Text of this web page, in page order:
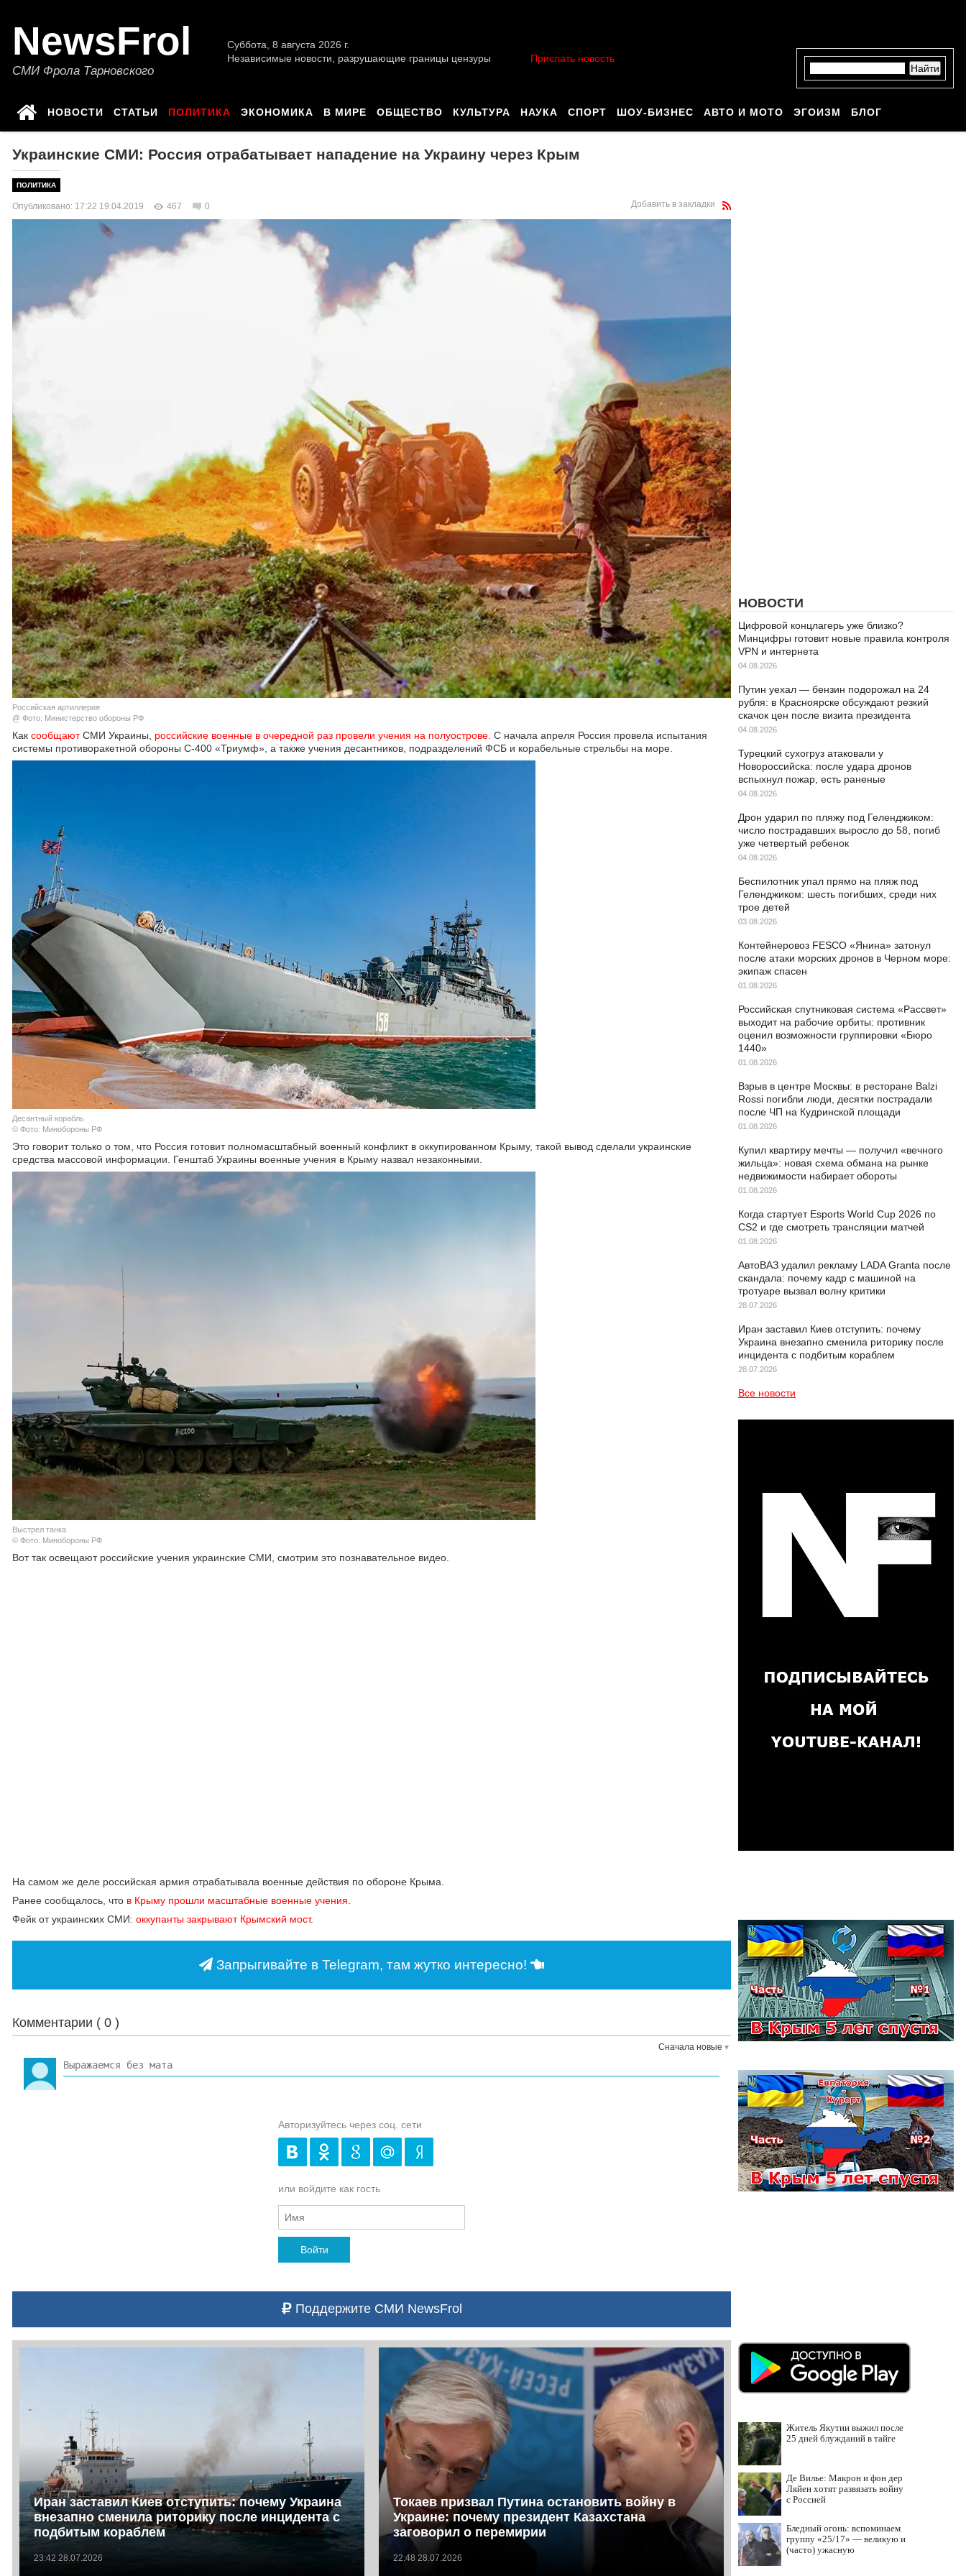
NewsFrol
СМИ Фрола Тарновского
Суббота, 8 августа 2026 г.
Независимые новости, разрушающие границы цензуры
Прислать новость
НОВОСТИ СТАТЬИ ПОЛИТИКА ЭКОНОМИКА В МИРЕ ОБЩЕСТВО КУЛЬТУРА НАУКА СПОРТ ШОУ-БИЗНЕС АВТО И МОТО ЭГОИЗМ БЛОГ
Украинские СМИ: Россия отрабатывает нападение на Украину через Крым
ПОЛИТИКА
Опубликовано: 17:22 19.04.2019 467 0 Добавить в закладки
Российская артиллерия
@ Фото: Министерство обороны РФ
Как сообщаютСМИ Украины, российские военные в очередной раз провели учения на полуострове. С начала апреля Россия провела испытания
системы противоракетной обороны С-400 «Триумф», а также учения десантников, подразделений ФСБ и корабельные стрельбы на море.
Десантный корабль
© Фото: Минобороны РФ
Это говорит только о том, что Россия готовит полномасштабный военный конфликт в оккупированном Крыму, такой вывод сделали украинские
средства массовой информации. Генштаб Украины военные учения в Крыму назвал незаконными.
Выстрел танка
© Фото: Минобороны РФ
Вот так освещают российские учения украинские СМИ, смотрим это познавательное видео.
На самом же деле российская армия отрабатывала военные действия по обороне Крыма.
Ранее сообщалось, что в Крыму прошли масштабные военные учения.
Фейк от украинских СМИ: оккупанты закрывают Крымский мост.
Запрыгивайте в Telegram, там жутко интересно!
Комментарии ( 0 )
Сначала новые
Авторизуйтесь через соц. сети
или войдите как гость
Войти
Поддержите СМИ NewsFrol
Иран заставил Киев отступить: почему Украина
внезапно сменила риторику после инцидента с
подбитым кораблем
23:42 28.07.2026
Токаев призвал Путина остановить войну в
Украине: почему президент Казахстана
заговорил о перемирии
22:48 28.07.2026
НОВОСТИ
Цифровой концлагерь уже близко?
Минцифры готовит новые правила контроля
VPN и интернета
04.08.2026
Путин уехал — бензин подорожал на 24
рубля: в Красноярске обсуждают резкий
скачок цен после визита президента
04.08.2026
Турецкий сухогруз атаковали у
Новороссийска: после удара дронов
вспыхнул пожар, есть раненые
04.08.2026
Дрон ударил по пляжу под Геленджиком:
число пострадавших выросло до 58, погиб
уже четвертый ребенок
04.08.2026
Беспилотник упал прямо на пляж под
Геленджиком: шесть погибших, среди них
трое детей
03.08.2026
Контейнеровоз FESCO «Янина» затонул
после атаки морских дронов в Черном море:
экипаж спасен
01.08.2026
Российская спутниковая система «Рассвет»
выходит на рабочие орбиты: противник
оценил возможности группировки «Бюро
1440»
01.08.2026
Взрыв в центре Москвы: в ресторане Balzi
Rossi погибли люди, десятки пострадали
после ЧП на Кудринской площади
01.08.2026
Купил квартиру мечты — получил «вечного
жильца»: новая схема обмана на рынке
недвижимости набирает обороты
01.08.2026
Когда стартует Esports World Cup 2026 по
CS2 и где смотреть трансляции матчей
01.08.2026
АвтоВАЗ удалил рекламу LADA Granta после
скандала: почему кадр с машиной на
тротуаре вызвал волну критики
28.07.2026
Иран заставил Киев отступить: почему
Украина внезапно сменила риторику после
инцидента с подбитым кораблем
28.07.2026
Все новости
Житель Якутии выжил после
25 дней блужданий в тайге
Де Вилье: Макрон и фон дер
Ляйен хотят развязать войну
с Россией
Бледный огонь: вспоминаем
группу «25/17» — великую и
(часто) ужасную